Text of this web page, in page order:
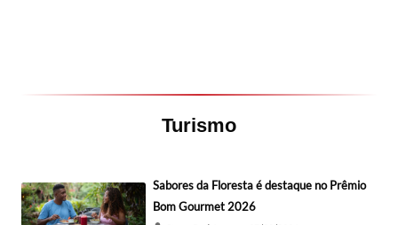
Turismo
Sabores da Floresta é destaque no Prêmio
Bom Gourmet 2026